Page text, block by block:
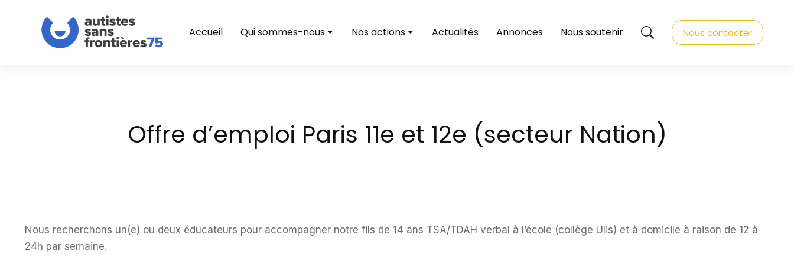
Accueil Qui sommes-nous Nos actions Actualités Annonces Nous soutenir Nous contacter
Offre d’emploi Paris 11e et 12e (secteur Nation)
Nous recherchons un(e) ou deux éducateurs pour accompagner notre fils de 14 ans TSA/TDAH verbal à l’école (collège Ulis) et à domicile à raison de 12 à
24h par semaine.